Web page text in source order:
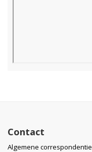
Contact
Algemene correspondentie